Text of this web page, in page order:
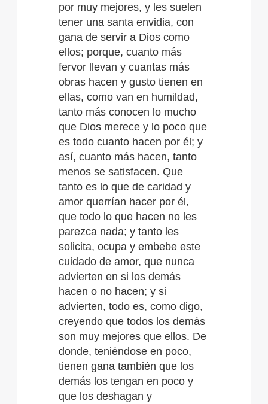
por muy mejores, y les suelen
tener una santa envidia, con
gana de servir a Dios como
ellos; porque, cuanto más
fervor llevan y cuantas más
obras hacen y gusto tienen en
ellas, como van en humildad,
tanto más conocen lo mucho
que Dios merece y lo poco que
es todo cuanto hacen por él; y
así, cuanto más hacen, tanto
menos se satisfacen. Que
tanto es lo que de caridad y
amor querrían hacer por él,
que todo lo que hacen no les
parezca nada; y tanto les
solicita, ocupa y embebe este
cuidado de amor, que nunca
advierten en si los demás
hacen o no hacen; y si
advierten, todo es, como digo,
creyendo que todos los demás
son muy mejores que ellos. De
donde, teniéndose en poco,
tienen gana también que los
demás los tengan en poco y
que los deshagan y